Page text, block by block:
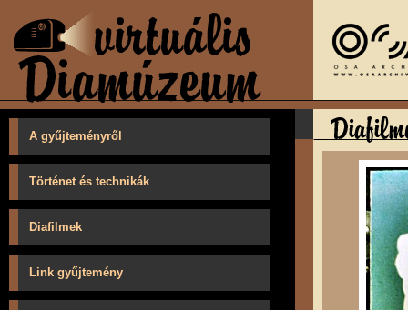
A gyűjteményről
Történet és technikák
Diafilmek
Link gyűjtemény